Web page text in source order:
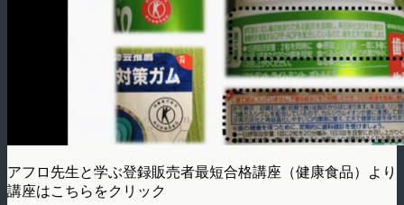
アフロ先生と学ぶ登録販売者最短合格講座（健康食品）より
講座はこちらをクリック